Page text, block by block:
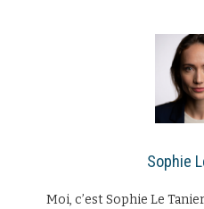
Sophie
Moi, c’est Sophie Le